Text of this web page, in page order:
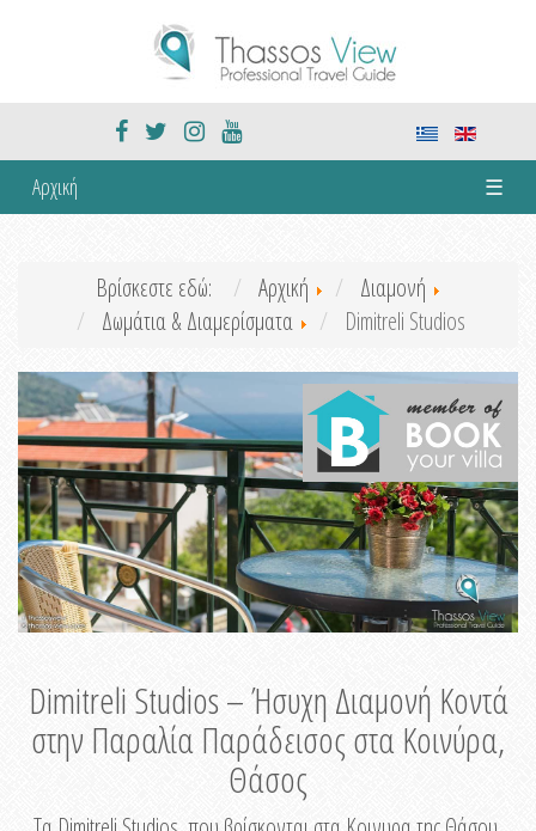
Αρχική ☰
Βρίσκεστε εδώ: Αρχική
Διαμονή
Δωμάτια & Διαμερίσματα
Dimitreli Studios
Dimitreli Studios – Ήσυχη Διαμονή Κοντά
στην Παραλία Παράδεισος στα Κοινύρα,
Θάσος